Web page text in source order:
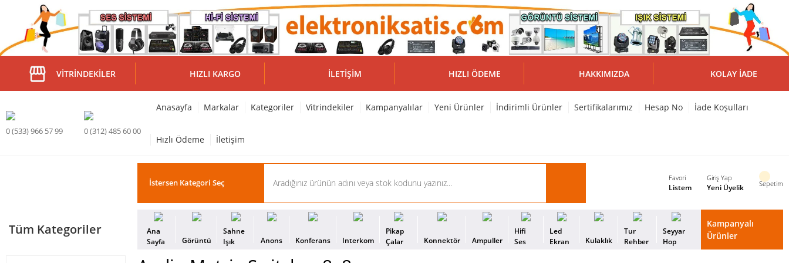
VITRINDEKILER HIZLI KARGO İLETIŞIM HIZLI ÖDEME HAKKIMIZDA KOLAY İADE
0 (533) 966 57 99 0 (312) 485 60 00
Anasayfa Markalar Kategoriler Vitrindekiler Kampanyalılar Yeni Ürünler İndirimli Ürünler Sertifikalarımız Hesap No İade Koşulları
Hızlı Ödeme İletişim
Favori
Listem
Giriş Yap
Yeni Üyelik Sepetim
Tüm Kategoriler
Ana
Sayfa
Görüntü
Sahne
Işık
Anons Konferans Interkom
Pikap
Çalar
Konnektör Ampuller
Hifi
Ses
Led
Ekran
Kulaklık
Tur
Rehber
Seyyar
Hop
Kampanyalı
Ürünler